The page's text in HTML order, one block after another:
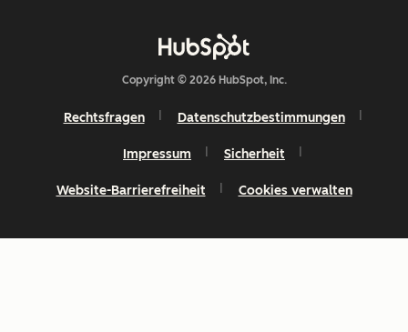
Copyright © 2026 HubSpot, Inc.
Rechtsfragen Datenschutzbestimmungen
Impressum Sicherheit
Website-Barrierefreiheit Cookies verwalten